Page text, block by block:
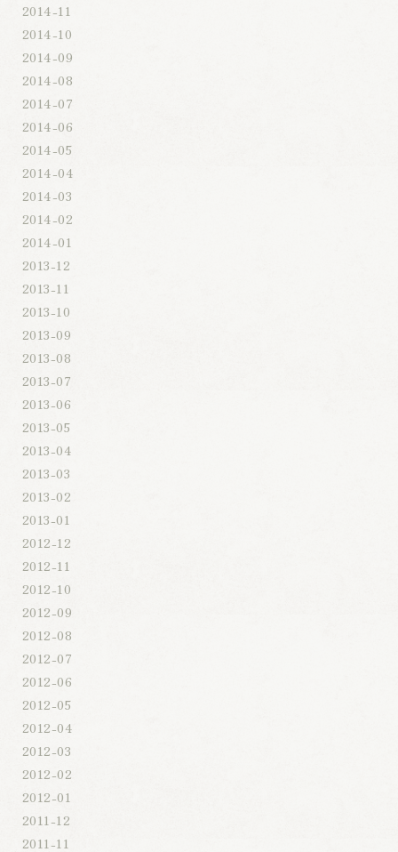
2014-11
2014-10
2014-09
2014-08
2014-07
2014-06
2014-05
2014-04
2014-03
2014-02
2014-01
2013-12
2013-11
2013-10
2013-09
2013-08
2013-07
2013-06
2013-05
2013-04
2013-03
2013-02
2013-01
2012-12
2012-11
2012-10
2012-09
2012-08
2012-07
2012-06
2012-05
2012-04
2012-03
2012-02
2012-01
2011-12
2011-11